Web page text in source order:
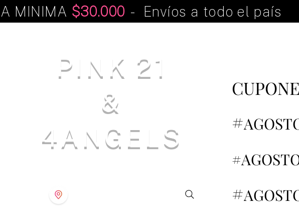
MINIMA $30.000 - Envíos a todo el país
PINK 21
&
4ANGELS
#
#